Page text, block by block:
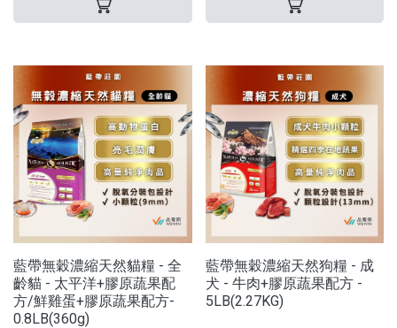
藍帶無穀濃縮天然貓糧 - 全
齡貓 - 太平洋+膠原蔬果配
方/鮮雞蛋+膠原蔬果配方-
0.8LB(360g)
藍帶無穀濃縮天然狗糧 - 成
犬 - 牛肉+膠原蔬果配方 -
5LB(2.27KG)